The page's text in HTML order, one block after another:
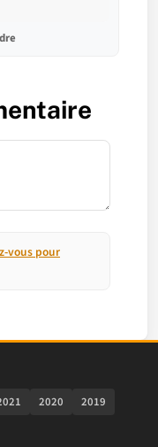
vous pour
2020
2019